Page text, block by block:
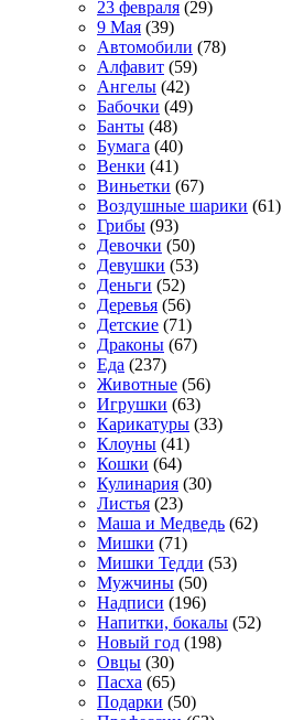
23 февраля (29)
9 Мая (39)
Автомобили (78)
Алфавит (59)
Ангелы (42)
Бабочки (49)
Банты (48)
Бумага (40)
Венки (41)
Виньетки (67)
Воздушные шарики (61)
Грибы (93)
Девочки (50)
Девушки (53)
Деньги (52)
Деревья (56)
Детские (71)
Драконы (67)
Еда (237)
Животные (56)
Игрушки (63)
Карикатуры (33)
Клоуны (41)
Кошки (64)
Кулинария (30)
Листья (23)
Маша и Медведь (62)
Мишки (71)
Мишки Тедди (53)
Мужчины (50)
Надписи (196)
Напитки, бокалы (52)
Новый год (198)
Овцы (30)
Пасха (65)
Подарки (50)